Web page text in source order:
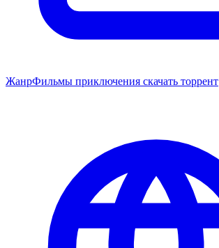
ЖанрФильмы приключения скачать торрент